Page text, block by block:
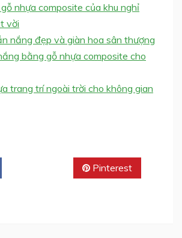
nhựa composite của khu nghỉ
vời
nắng đẹp và giàn hoa sân thượng
bằng gỗ nhựa composite cho
trang trí ngoài trời cho không gian
Pinterest